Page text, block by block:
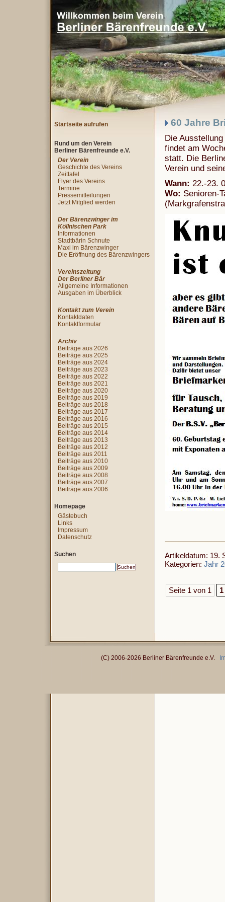
60 Jahre
Die
findet am
statt. Die
Verein und
Wann: 22.-23.
Wo: Senioren-
Artikeldatum: 19.
Kategorien: Jahr
Seite 1 von 1 1
Startseite aufrufen
Rund um den Verein
Berliner Bärenfreunde e.V.
Der Verein
Geschichte des Vereins
Zeittafel
Flyer des Vereins
Termine
Pressemitteilungen
Jetzt Mitglied werden
Der Bärenzwinger im
Köllnischen Park
Informationen
Stadtbärin Schnute
Maxi im Bärenzwinger
Die Eröffnung des Bärenzwingers
Vereinszeitung
Der Berliner Bär
Allgemeine Informationen
Ausgaben im Überblick
Kontakt zum Verein
Kontaktdaten
Kontaktformular
Archiv
Beiträge aus 2026
Beiträge aus 2025
Beiträge aus 2024
Beiträge aus 2023
Beiträge aus 2022
Beiträge aus 2021
Beiträge aus 2020
Beiträge aus 2019
Beiträge aus 2018
Beiträge aus 2017
Beiträge aus 2016
Beiträge aus 2015
Beiträge aus 2014
Beiträge aus 2013
Beiträge aus 2012
Beiträge aus 2011
Beiträge aus 2010
Beiträge aus 2009
Beiträge aus 2008
Beiträge aus 2007
Beiträge aus 2006
Homepage
Gästebuch
Links
Impressum
Datenschutz
Suchen
(C) 2006-2026 Berliner Bärenfreunde e.V.